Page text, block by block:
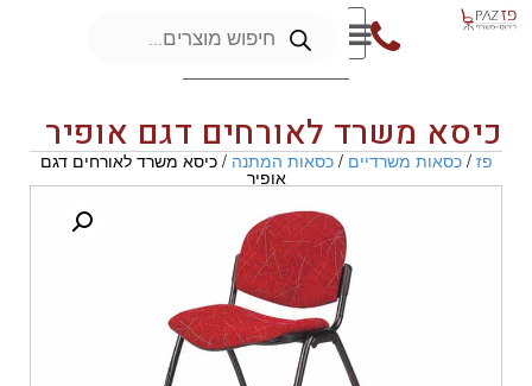
כיסא משרד לאורחים דגם אופיר
פז/כסאות משרדיים/כסאות המתנה/ כיסא משרד לאורחים דגם
אופיר